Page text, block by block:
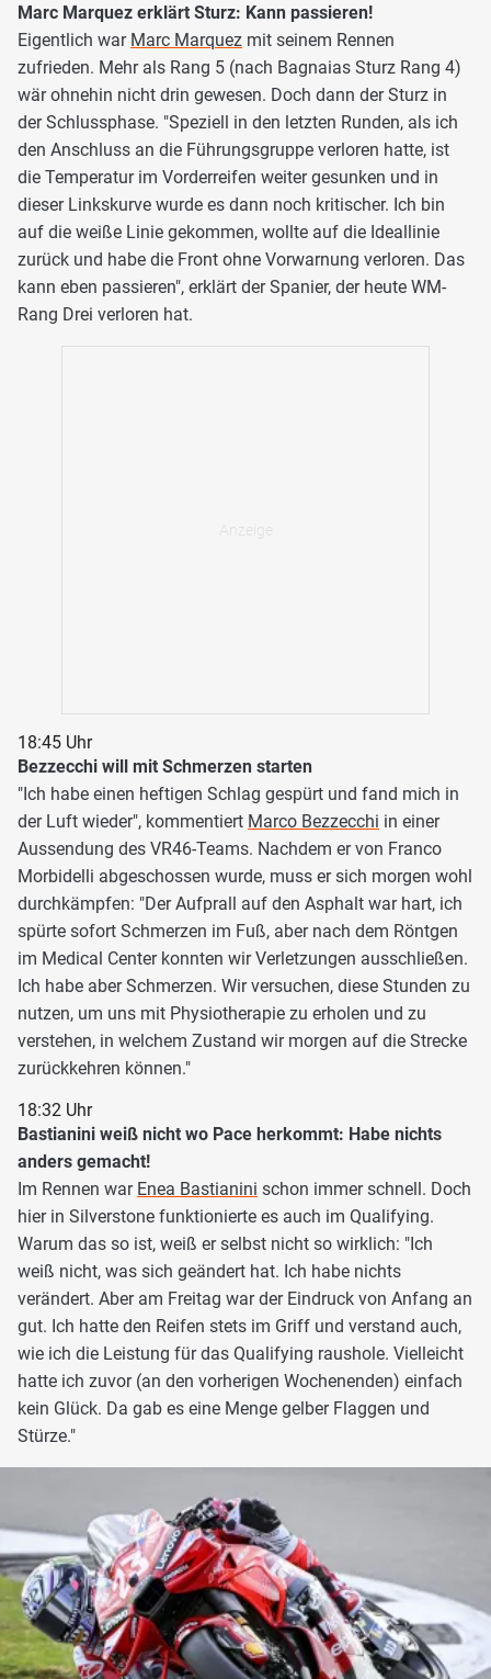
Marc Marquez erklärt Sturz: Kann passieren!
Eigentlich war Marc Marquez mit seinem Rennen
zufrieden. Mehr als Rang 5 (nach Bagnaias Sturz Rang 4)
wär ohnehin nicht drin gewesen. Doch dann der Sturz in
der Schlussphase. "Speziell in den letzten Runden, als ich
den Anschluss an die Führungsgruppe verloren hatte, ist
die Temperatur im Vorderreifen weiter gesunken und in
dieser Linkskurve wurde es dann noch kritischer. Ich bin
auf die weiße Linie gekommen, wollte auf die Ideallinie
zurück und habe die Front ohne Vorwarnung verloren. Das
kann eben passieren", erklärt der Spanier, der heute WM-
Rang Drei verloren hat.
18:45 Uhr
Bezzecchi will mit Schmerzen starten
"Ich habe einen heftigen Schlag gespürt und fand mich in
der Luft wieder", kommentiert Marco Bezzecchi in einer
Aussendung des VR46-Teams. Nachdem er von Franco
Morbidelli abgeschossen wurde, muss er sich morgen wohl
durchkämpfen: "Der Aufprall auf den Asphalt war hart, ich
spürte sofort Schmerzen im Fuß, aber nach dem Röntgen
im Medical Center konnten wir Verletzungen ausschließen.
Ich habe aber Schmerzen. Wir versuchen, diese Stunden zu
nutzen, um uns mit Physiotherapie zu erholen und zu
verstehen, in welchem Zustand wir morgen auf die Strecke
zurückkehren können."
18:32 Uhr
Bastianini weiß nicht wo Pace herkommt: Habe nichts
anders gemacht!
Im Rennen war Enea Bastianini schon immer schnell. Doch
hier in Silverstone funktionierte es auch im Qualifying.
Warum das so ist, weiß er selbst nicht so wirklich: "Ich
weiß nicht, was sich geändert hat. Ich habe nichts
verändert. Aber am Freitag war der Eindruck von Anfang an
gut. Ich hatte den Reifen stets im Griff und verstand auch,
wie ich die Leistung für das Qualifying raushole. Vielleicht
hatte ich zuvor (an den vorherigen Wochenenden) einfach
kein Glück. Da gab es eine Menge gelber Flaggen und
Stürze."